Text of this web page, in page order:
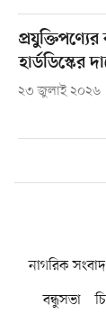
হার্ডডিস্কের
২৩ জুলাই ২০২৬
নাগরিক সংবাদ
বন্ধুসভা